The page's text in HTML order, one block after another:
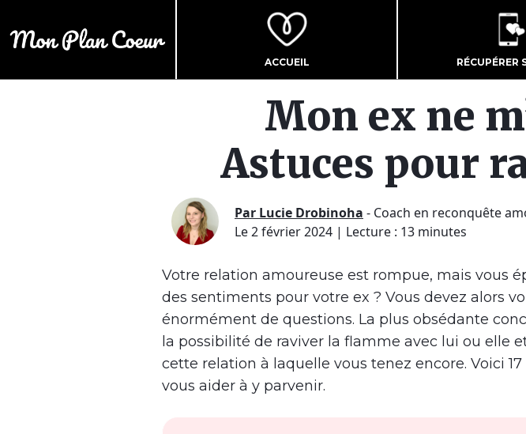
ACCUEIL RÉCUPÉRER
Mon ex ne
Astuces pour
Par Lucie Drobinoha - Coach en reconquête
Le 2 février 2024 | Lecture : 13 minutes
Votre relation amoureuse est rompue, mais vous
des sentiments pour votre ex ? Vous devez alors
énormément de questions. La plus obsédante
la possibilité de raviver la flamme avec lui ou elle
cette relation à laquelle vous tenez encore. Voici
vous aider à y parvenir.